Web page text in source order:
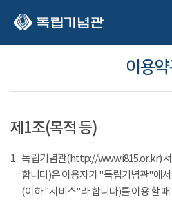
이용
제1조(목적 등)
1 독립기념관(http://www.i815.or.kr)
합니다)은 이용자가 "독립기념관"에
(이하 "서비스"라 합니다)를 이용 할